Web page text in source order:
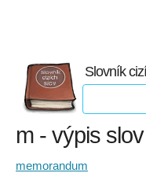
Slovník
m - výpis
memorandum